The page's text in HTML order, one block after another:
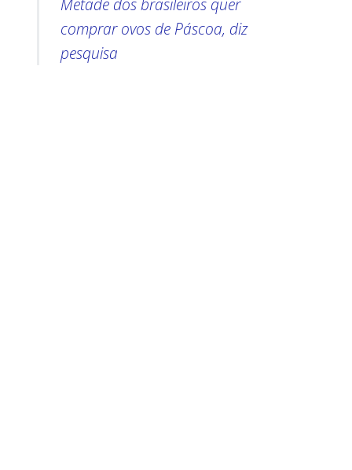
Metade dos brasileiros quer
comprar ovos de Páscoa, diz
pesquisa